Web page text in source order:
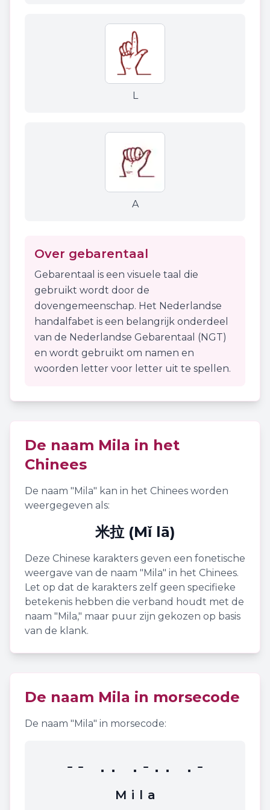
L
A
Over gebarentaal
Gebarentaal is een visuele taal die
gebruikt wordt door de
dovengemeenschap. Het Nederlandse
handalfabet is een belangrijk onderdeel
van de Nederlandse Gebarentaal (NGT)
en wordt gebruikt om namen en
woorden letter voor letter uit te spellen.
De naam Mila in het
Chinees
De naam "Mila" kan in het Chinees worden
weergegeven als:
米拉 (Mǐ lā)
Deze Chinese karakters geven een fonetische
weergave van de naam "Mila" in het Chinees.
Let op dat de karakters zelf geen specifieke
betekenis hebben die verband houdt met de
naam "Mila," maar puur zijn gekozen op basis
van de klank.
De naam Mila in morsecode
De naam "Mila" in morsecode:
-- .. .-.. .-
M i l a